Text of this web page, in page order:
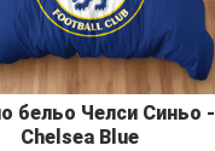
бельо Челси Синьо -
Chelsea Blue